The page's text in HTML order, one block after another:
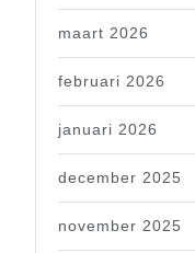
maart 2026
februari 2026
januari 2026
december 2025
november 2025